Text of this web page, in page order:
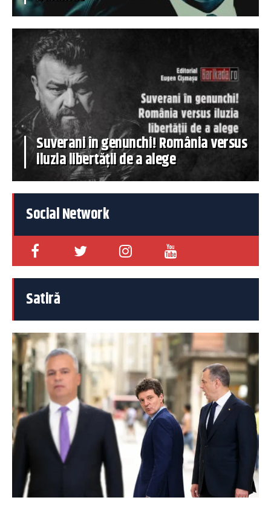
Suverani în genunchi! România versus
iluzia libertății de a alege
Social Network
Satiră